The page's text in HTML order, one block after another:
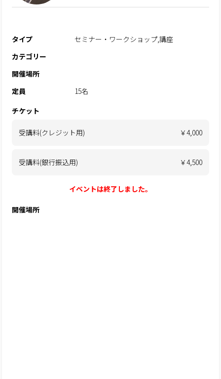
タイプ
セミナー・ワークショップ,講座
カテゴリー
開催場所
定員
15名
チケット
受講料(クレジット用) ￥4,000
受講料(銀行振込用) ￥4,500
イベントは終了しました。
開催場所